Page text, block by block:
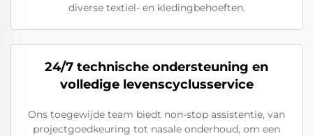
diverse textiel- en kledingbehoeften.
24/7 technische ondersteuning en
volledige levenscyclusservice
Ons toegewijde team biedt non-stop assistentie, van
projectgoedkeuring tot nasale onderhoud, om een